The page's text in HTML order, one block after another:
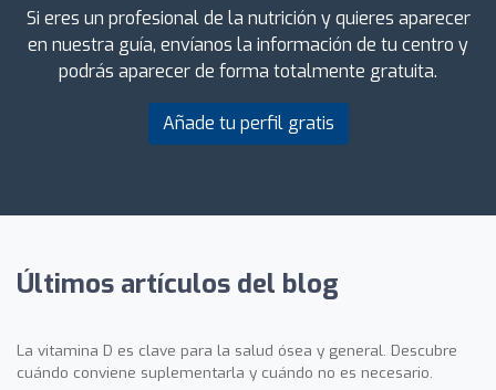
Si eres un profesional de la nutrición y quieres aparecer
en nuestra guía, envíanos la información de tu centro y
podrás aparecer de forma totalmente gratuita.
Añade tu perfil gratis
Últimos artículos del blog
La vitamina D es clave para la salud ósea y general. Descubre
cuándo conviene suplementarla y cuándo no es necesario.